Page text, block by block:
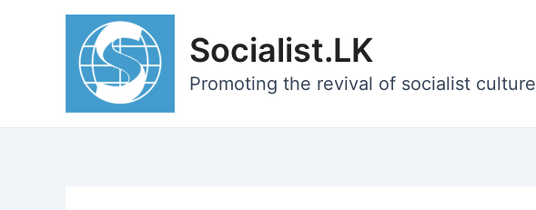
Socialist.LK
Promoting the revival of socialist culture